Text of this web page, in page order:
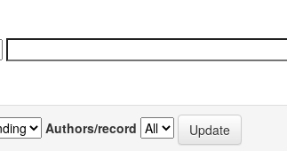
Authors/record